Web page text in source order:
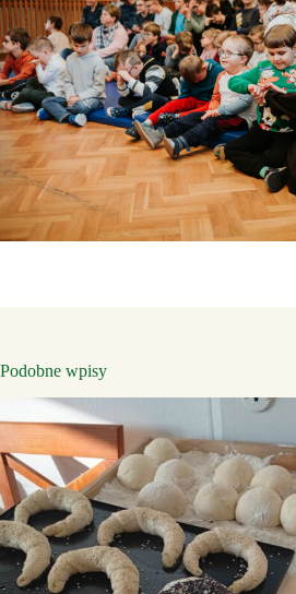
Podobne wpisy